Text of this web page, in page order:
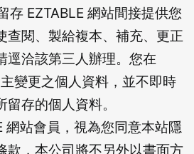
存 EZTABLE 網站間接提供您
查閱、製給複本、補充、更正
逕洽該第三人辦理。您在
變更之個人資料，並不即時
存的個人資料。
網站會員，視為您同意本站隱
款，本公司將不另外以書面方